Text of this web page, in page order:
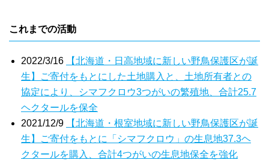
これまでの活動
2022/3/16
【北海道・日高地域に新しい野鳥保護区が誕
生】ご寄付をもとにした土地購入と、土地所有者との
協定により、シマフクロウ3つがいの繁殖地、合計25.7
ヘクタールを保全
2021/12/9
【北海道・根室地域に新しい野鳥保護区が誕
生】ご寄付をもとに「シマフクロウ」の生息地37.3ヘ
クタールを購入、合計4つがいの生息地保全を強化